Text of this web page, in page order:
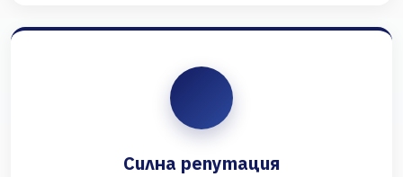
Силна репутация